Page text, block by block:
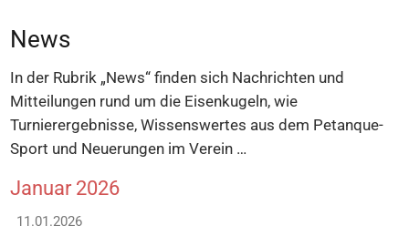
News
In der Rubrik „News“ finden sich Nachrichten und
Mitteilungen rund um die Eisenkugeln, wie
Turnierergebnisse, Wissenswertes aus dem Petanque-
Sport und Neuerungen im Verein …
Januar 2026
11.01.2026